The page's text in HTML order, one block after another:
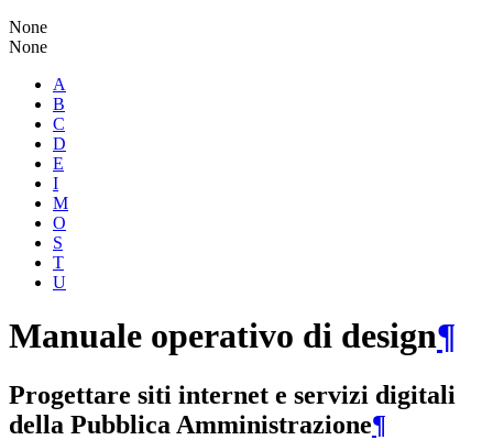
None
None
A
B
C
D
E
I
M
O
S
T
U
Manuale operativo di design¶
Progettare siti internet e servizi digitali
della Pubblica Amministrazione¶